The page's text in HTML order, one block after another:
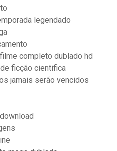
legendado
completo dublado hd
ficção cientifica
jamais serão vencidos